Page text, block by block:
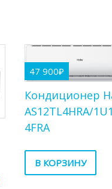
47 900₽
Кондиционер
AS12TL4HRA/
4FRA
В КОРЗИНУ